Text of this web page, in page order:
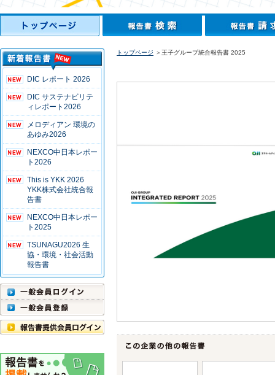
DIC レポート 2026
DIC サステナビリテ
ィレポート2026
メロディアン 環境の
あゆみ2026
NEXCO中日本レポー
ト2026
This is YKK 2026
YKK株式会社統合報
告書
NEXCO中日本レポー
ト2025
TSUNAGU2026 生
協・環境・社会活動
報告書
トップページ ＞王子グループ統合報告書 2025